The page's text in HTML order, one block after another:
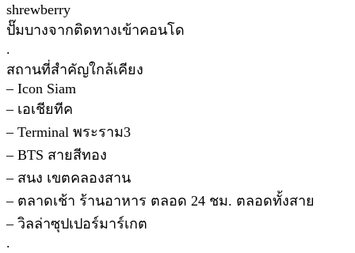
shrewberry
ปั๊มบางจากติดทางเข้าคอนโด
.
สถานที่สำคัญใกล้เคียง
– Icon Siam
– เอเชียทีค
– Terminal พระราม3
– BTS สายสีทอง
– สนง เขตคลองสาน
– ตลาดเช้า ร้านอาหาร ตลอด 24 ชม. ตลอดทั้งสาย
– วิลล่าซุปเปอร์มาร์เกต
.